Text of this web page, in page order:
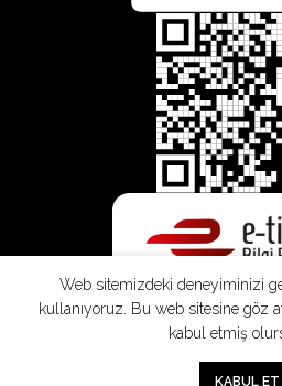
Web sitemizdeki deneyiminizi
kullanıyoruz. Bu web sitesine göz
kabul etmiş
KABUL ET